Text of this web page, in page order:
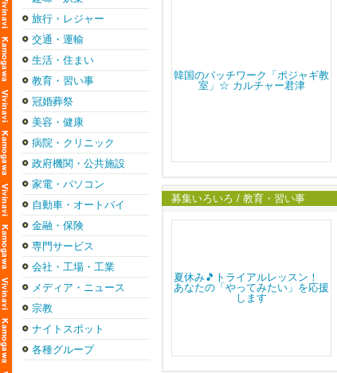
旅行・レジャー
交通・運輸
生活・住まい
教育・習い事
冠婚葬祭
美容・健康
病院・クリニック
政府機関・公共施設
家電・パソコン
自動車・オートバイ
金融・保険
専門サービス
会社・工場・工業
メディア・ニュース
宗教
ナイトスポット
各種グループ
募集いろいろ / 教育・習い事